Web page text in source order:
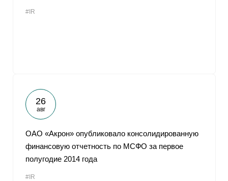
#IR
26
авг
ОАО «Акрон» опубликовало консолидированную
финансовую отчетность по МСФО за первое
полугодие 2014 года
#IR